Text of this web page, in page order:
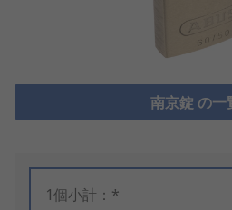
南京錠 の一
1個小計：*